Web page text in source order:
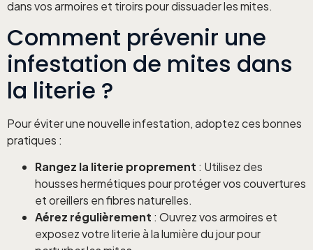
dans vos armoires et tiroirs pour dissuader les mites.
Comment prévenir une
infestation de mites dans
la literie ?
Pour éviter une nouvelle infestation, adoptez ces bonnes
pratiques :
Rangez la literie proprement : Utilisez des
housses hermétiques pour protéger vos couvertures
et oreillers en fibres naturelles.
Aérez régulièrement : Ouvrez vos armoires et
exposez votre literie à la lumière du jour pour